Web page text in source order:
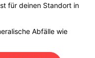
für deinen Standort in
Abfälle wie